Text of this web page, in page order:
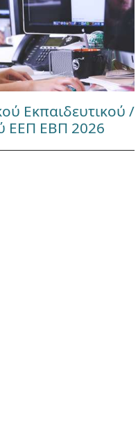
Εκπαιδευτικού /
ΕΕΠ ΕΒΠ 2026